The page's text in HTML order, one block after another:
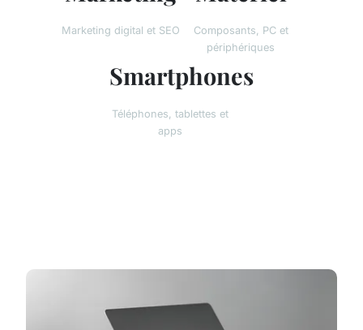
Marketing digital et SEO
Composants, PC et
périphériques
Smartphones
Téléphones, tablettes et
apps